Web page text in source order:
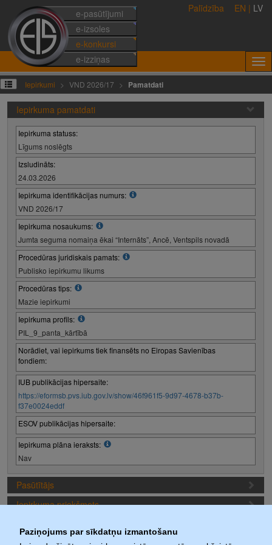
Paziņojums par sīkdatņu izmantošanu
e-pasūtījumi
e-izsoles
e-konkursi
e-izziņas
Palīdzība EN | LV
Iepirkumi VND 2026/17 Pamatdati
Iepirkuma pamatdati
Iepirkuma statuss:
Līgums noslēgts
Izsludināts:
24.03.2026
Iepirkuma identifikācijas numurs:
VND 2026/17
Iepirkuma nosaukums:
Jumta seguma nomaiņa ēkai “Internāts”, Ancē, Ventspils novadā
Procedūras juridiskais pamats:
Publisko iepirkumu likums
Procedūras tips:
Mazie iepirkumi
Iepirkuma profils:
PIL_9_panta_kārtībā
Norādiet, vai iepirkums tiek finansēts no Eiropas Savienības
fondiem:
IUB publikācijas hipersaite:
https://eformsb.pvs.iub.gov.lv/show/46f961f5-9d97-4678-b37b-
f37e0024eddf
ESOV publikācijas hipersaite:
Iepirkuma plāna ieraksts:
Nav
Pasūtītājs
Iepirkuma priekšmets